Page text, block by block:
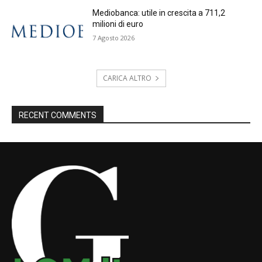
Mediobanca: utile in crescita a 711,2
milioni di euro
7 Agosto 2026
CARICA ALTRO
RECENT COMMENTS